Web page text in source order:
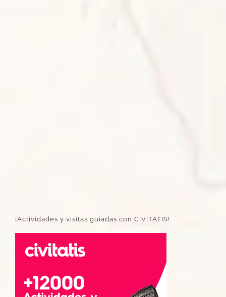
¡Actividades y visitas guiadas con CIVITATIS!